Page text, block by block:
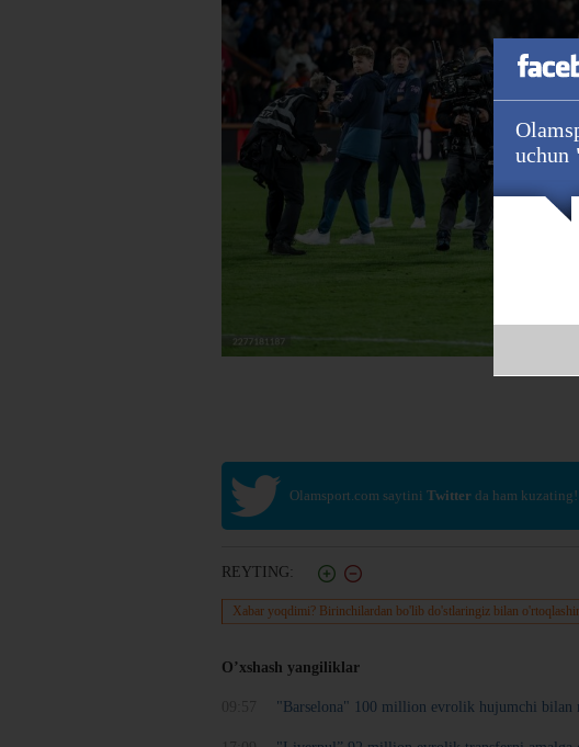
Olamsport.com saytini Twitter da ham kuzating!
REYTING:
Xabar yoqdimi? Birinchilardan bo'lib do'stlaringiz bilan
O’xshash yangiliklar
"Barselona" 100 million evrolik hujumchi bilan
uchun